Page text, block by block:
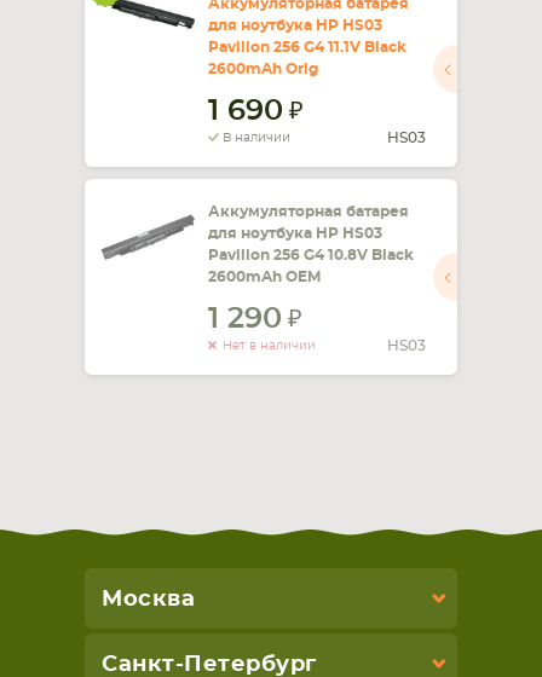
Аккумуляторная батарея
для ноутбука HP HS03
Pavilion 256 G4 11.1V Black
2600mAh Orig
1 690
В наличии HS03
Аккумуляторная батарея
для ноутбука HP HS03
Pavilion 256 G4 10.8V Black
2600mAh OEM
1 290
Нет в наличии HS03
Москва
Санкт-Петербург